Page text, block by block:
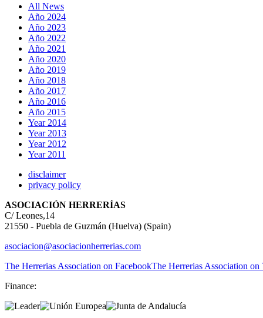
All News
Año 2024
Año 2023
Año 2022
Año 2021
Año 2020
Año 2019
Año 2018
Año 2017
Año 2016
Año 2015
Year 2014
Year 2013
Year 2012
Year 2011
disclaimer
privacy policy
ASOCIACIÓN HERRERÍAS
C/ Leones,14
21550 - Puebla de Guzmán (Huelva) (Spain)
asociacion@asociacionherrerias.com
The Herrerias Association on FacebookThe Herrerias Association on
Finance: